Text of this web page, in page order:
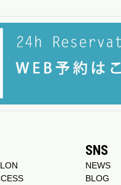
SNS
NEWS
BLOG